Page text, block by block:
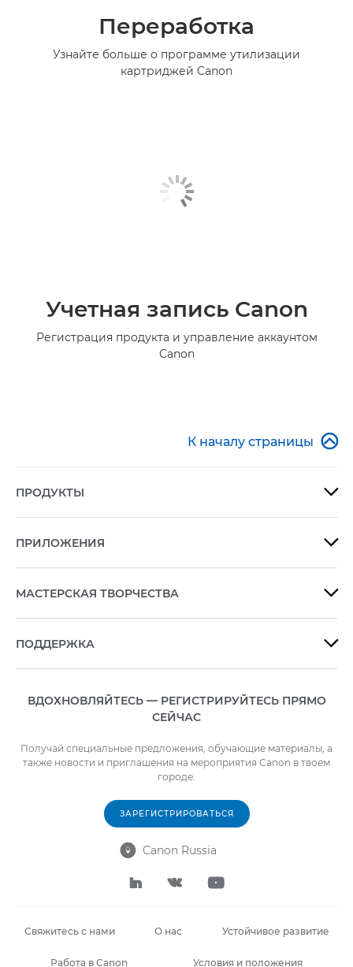
Переработка
Узнайте больше о программе утилизации
картриджей Canon
Учетная запись Canon
Регистрация продукта и управление аккаунтом
Canon
К началу страницы 
ПРОДУКТЫ 
ПРИЛОЖЕНИЯ 
МАСТЕРСКАЯ ТВОРЧЕСТВА 
ПОДДЕРЖКА 
ВДОХНОВЛЯЙТЕСЬ — РЕГИСТРИРУЙТЕСЬ ПРЯМО
СЕЙЧАС
Получай специальные предложения, обучающие материалы, а
также новости и приглашения на мероприятия Canon в твоем
городе.
ЗАРЕГИСТРИРОВАТЬСЯ
 Canon Russia
  
Свяжитесь с нами О нас Устойчивое развитие
Работа в Canon Условия и положения